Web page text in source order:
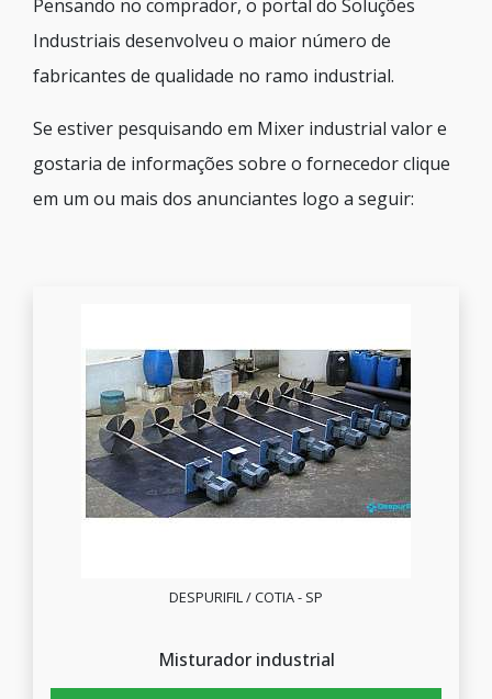
Pensando no comprador, o portal do Soluções
Industriais desenvolveu o maior número de
fabricantes de qualidade no ramo industrial.
Se estiver pesquisando em Mixer industrial valor e
gostaria de informações sobre o fornecedor clique
em um ou mais dos anunciantes logo a seguir:
DESPURIFIL / COTIA - SP
Misturador industrial